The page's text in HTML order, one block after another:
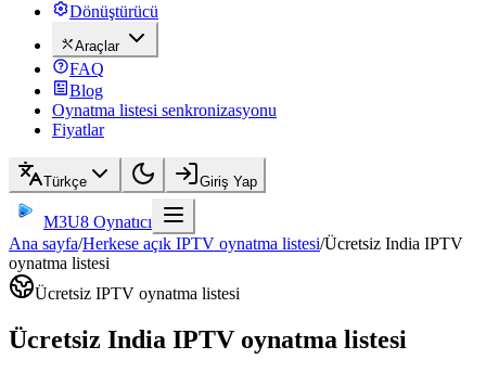
Dönüştürücü
Araçlar
FAQ
Blog
Oynatma listesi senkronizasyonu
Fiyatlar
Türkçe Giriş Yap
M3U8 Oynatıcı
Ana sayfa/Herkese açık IPTV oynatma listesi/Ücretsiz India IPTV
oynatma listesi
Ücretsiz IPTV oynatma listesi
Ücretsiz India IPTV oynatma listesi